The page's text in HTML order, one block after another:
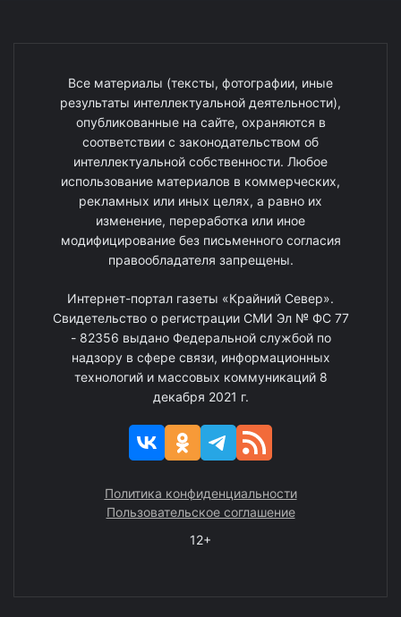
Все материалы (тексты, фотографии, иные
результаты интеллектуальной деятельности),
опубликованные на сайте, охраняются в
соответствии с законодательством об
интеллектуальной собственности. Любое
использование материалов в коммерческих,
рекламных или иных целях, а равно их
изменение, переработка или иное
модифицирование без письменного согласия
правообладателя запрещены.
Интернет-портал газеты «Крайний Север».
Свидетельство о регистрации СМИ Эл № ФС 77
- 82356 выдано Федеральной службой по
надзору в сфере связи, информационных
технологий и массовых коммуникаций 8
декабря 2021 г.
Политика конфиденциальности
Пользовательское соглашение
12+